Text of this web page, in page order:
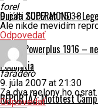
Ducati SUPERMONO –
Indian Powerplus 1916 –
Podujatia
REPORTÁŽ: Mototest
forel
9. júla 2007 at 15:38
Ale nikde mevidím
Odpovedať
faradero
9. júla 2007 at 21:30
Za dva melony ho osrat.
Odpovedať